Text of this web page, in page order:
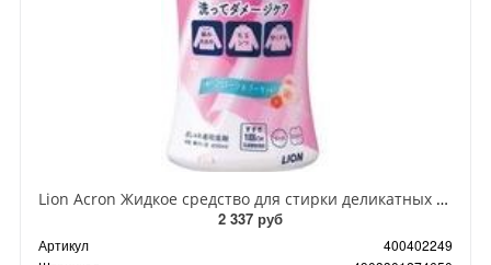
Lion Acron Жидкое средство для стирки деликатных тканей с цветочным ароматом 450 мл
2 337 руб
Артикул
400402249